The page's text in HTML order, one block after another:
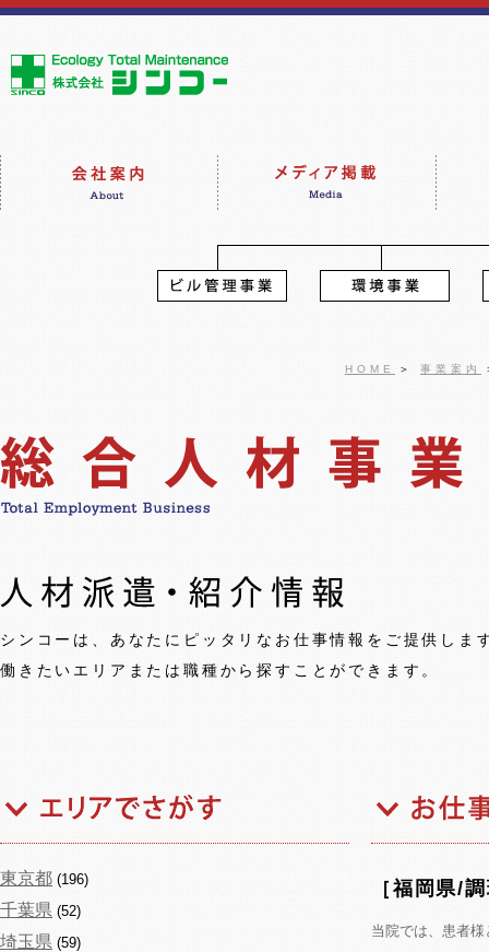
HOME ＞ 事業案内
シンコーは、あなたにピッタリなお仕事情報をご提供しま
働きたいエリアまたは職種から探すことができます。
東京都 (196)
千葉県 (52)
埼玉県 (59)
［福岡県/
当院では、患者